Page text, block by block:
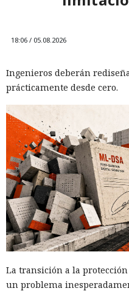
18:06 / 05.08.2026
Ingenieros deberán
prácticamente desde cero.
La transición a la
un problema